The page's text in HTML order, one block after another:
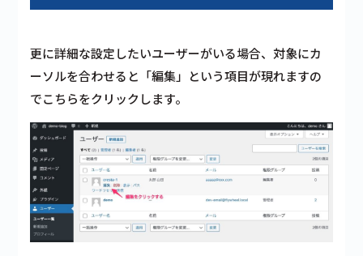
更に詳細な設定したいユーザーがいる場合、対象にカ
ーソルを合わせると「編集」という項目が現れますの
でこちらをクリックします。